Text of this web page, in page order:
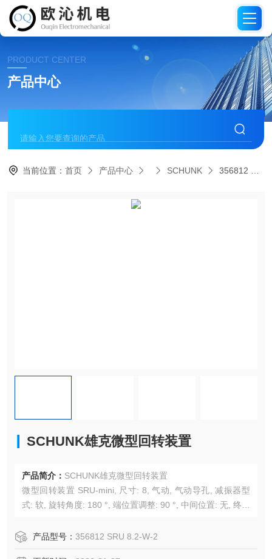
PRODUCT CENTER
产品中心
当前位置：首页 产品中心 SCHUNK 356812 SRU 8.2-W-2SCHUNK雄克微型回转装置
SCHUNK雄克微型回转装置
产品简介： SCHUNK雄克微型回转装置
微型回转装置 SRU-mini, 尺寸: 8, 气动, 气动导孔, 减振器型
式: 软, 旋转角度: 180 °, 端位置调整: 90 °, 中间位置: 无, 终端
产品型号： 356812 SRU 8.2-W-2